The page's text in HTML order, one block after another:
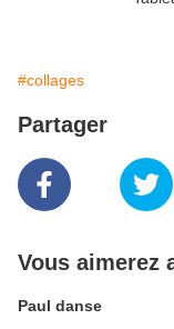
#collages
Partager
Vous aimerez
Paul danse